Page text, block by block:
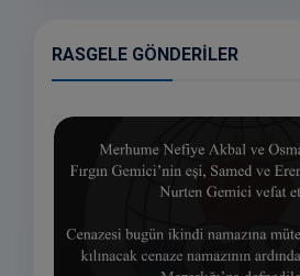
RASGELE GÖNDERILER